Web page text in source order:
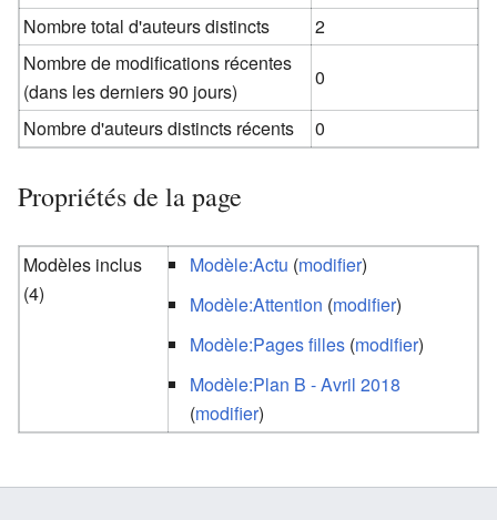
Nombre total d'auteurs distincts
2
Nombre de modifications récentes
(dans les derniers 90 jours)
0
Nombre d'auteurs distincts récents
0
Propriétés de la page
Modèles inclus
(4)
Modèle:Actu (modifier)
Modèle:Attention (modifier)
Modèle:Pages filles (modifier)
Modèle:Plan B - Avril 2018
(modifier)